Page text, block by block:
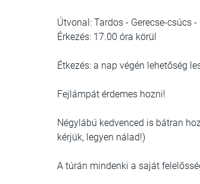
Útvonal: Tardos - Gerecse-csúcs
Érkezés: 17.00 óra körül
Étkezés: a nap végén lehetőség
Fejlámpát érdemes hozni!
Négylábú kedvenced is bátran
kérjük, legyen nálad!)
A túrán mindenki a saját